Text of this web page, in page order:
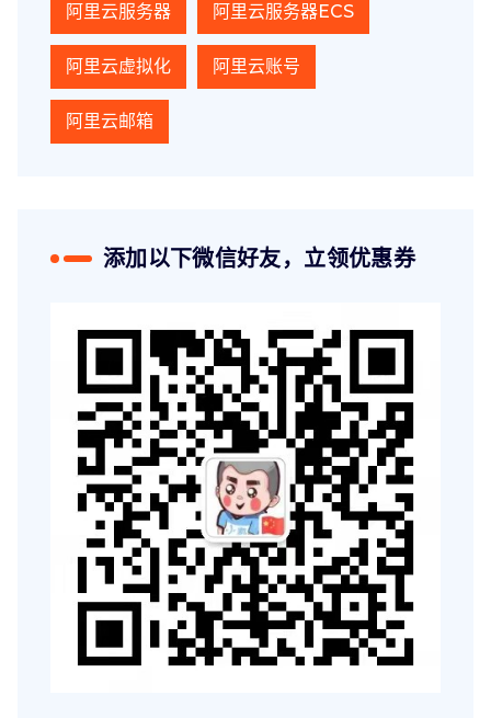
阿里云服务器 阿里云服务器ECS
阿里云虚拟化 阿里云账号
阿里云邮箱
添加以下微信好友，立领优惠券